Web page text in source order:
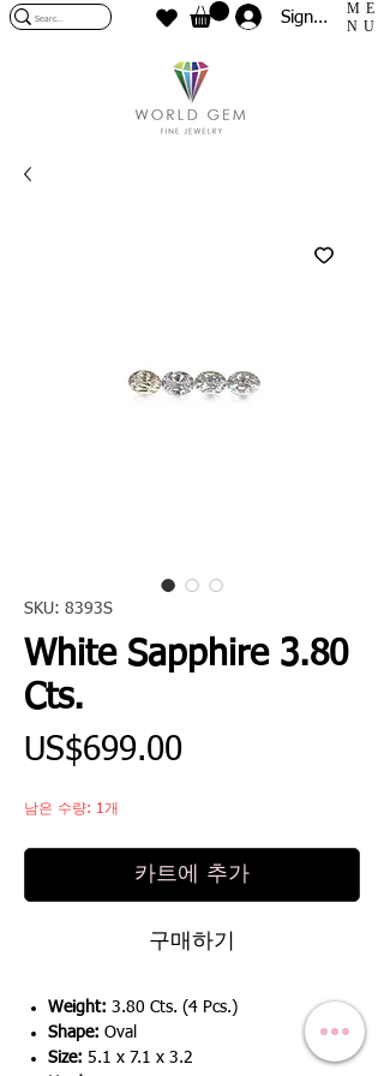
Sign In
ME
NU
SKU: 8393S
White Sapphire 3.80
Cts.
US$699.00가
남은 수량: 1개
카트에 추가
구매하기
Weight: 3.80 Cts. (4 Pcs.)
Shape: Oval
Size: 5.1 x 7.1 x 3.2